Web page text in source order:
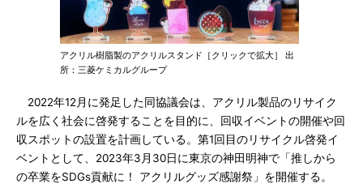
アクリル樹脂製のアクリルスタンド［クリックで拡大］ 出
所：三菱ケミカルグループ
2022年12月に発足した同協議会は、アクリル製品のリサイク
ルを広く社会に啓発することを目的に、回収イベントの開催や回
収スポットの設置を計画している。第1回目のリサイクル啓発イ
ベントとして、2023年3月30日に東京の神田明神で「推しから
の卒業をSDGs貢献に！ アクリルグッズ感謝祭」を開催する。